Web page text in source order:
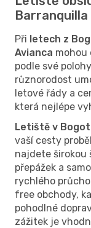
Barranquilla
Při letech z
Avianca mohou
podle své
různorodost
letové řády a
která nejlépe
Letiště v
vaší cesty
najdete širokou
přepážek a
rychlého
free obchody,
pohodlné
zážitek je